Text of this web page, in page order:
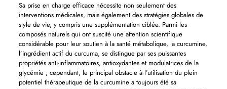
Sa prise en charge efficace nécessite non seulement des
interventions médicales, mais également des stratégies globales de
style de vie, y compris une supplémentation ciblée. Parmi les
composés naturels qui ont suscité une attention scientifique
considérable pour leur soutien à la santé métabolique, la curcumine,
l’ingrédient actif du curcuma, se distingue par ses puissantes
propriétés anti-inflammatoires, antioxydantes et modulatrices de la
glycémie ; cependant, le principal obstacle à l’utilisation du plein
potentiel thérapeutique de la curcumine a toujours été sa